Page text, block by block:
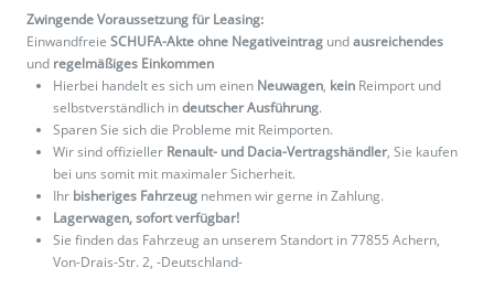
Zwingende Voraussetzung für Leasing:
Einwandfreie SCHUFA-Akte ohne Negativeintrag undausreichendes
und regelmäßiges Einkommen
Hierbei handelt es sich um einen Neuwagen, kein Reimport und
selbstverständlich indeutscher Ausführung.
Sparen Sie sich die Probleme mit Reimporten.
Wir sind offizieller Renault- und Dacia-Vertragshändler, Sie kaufen
bei uns somit mit maximaler Sicherheit.
Ihr bisheriges Fahrzeug nehmen wir gerne in Zahlung.
Lagerwagen, sofort verfügbar!
Sie finden das Fahrzeug an unserem Standort in 77855 Achern,
Von-Drais-Str. 2, -Deutschland-